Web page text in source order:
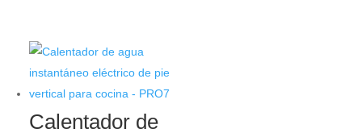
Calentador de